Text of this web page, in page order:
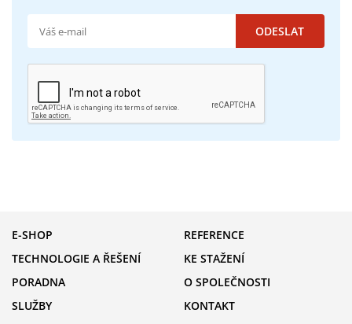
E-SHOP
TECHNOLOGIE A ŘEŠENÍ
PORADNA
SLUŽBY
REFERENCE
KE STAŽENÍ
O SPOLEČNOSTI
KONTAKT